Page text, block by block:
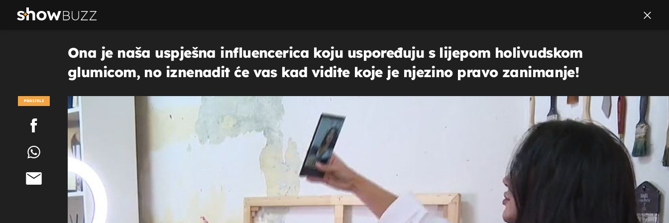
Ona je naša uspješna influencerica koju uspoređuju s lijepom holivudskom
glumicom, no iznenadit će vas kad vidite koje je njezino pravo zanimanje!
PODIJELI
POGLEDAJ